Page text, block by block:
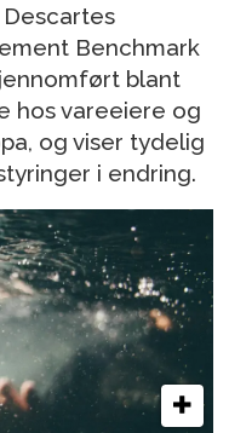
Benchmark
blant
hos vareeiere og
og viser tydelig
i endring.